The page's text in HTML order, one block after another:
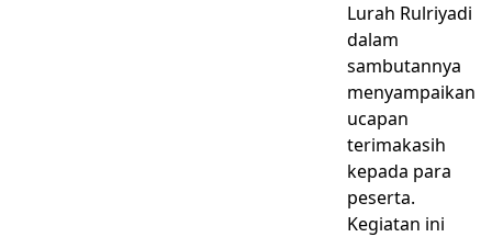
Lurah Rulriyadi
dalam
sambutannya
menyampaikan
ucapan
terimakasih
kepada para
peserta.
Kegiatan ini